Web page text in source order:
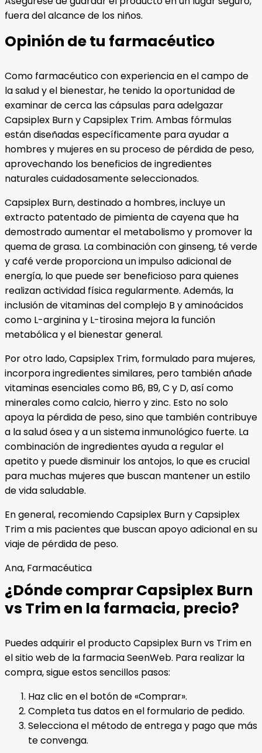
fuera del alcance de los niños.
Opinión de tu farmacéutico
Como farmacéutico con experiencia en el campo de
la salud y el bienestar, he tenido la oportunidad de
examinar de cerca las cápsulas para adelgazar
Capsiplex Burn y Capsiplex Trim. Ambas fórmulas
están diseñadas específicamente para ayudar a
hombres y mujeres en su proceso de pérdida de peso,
aprovechando los beneficios de ingredientes
naturales cuidadosamente seleccionados.
Capsiplex Burn, destinado a hombres, incluye un
extracto patentado de pimienta de cayena que ha
demostrado aumentar el metabolismo y promover la
quema de grasa. La combinación con ginseng, té verde
y café verde proporciona un impulso adicional de
energía, lo que puede ser beneficioso para quienes
realizan actividad física regularmente. Además, la
inclusión de vitaminas del complejo B y aminoácidos
como L-arginina y L-tirosina mejora la función
metabólica y el bienestar general.
Por otro lado, Capsiplex Trim, formulado para mujeres,
incorpora ingredientes similares, pero también añade
vitaminas esenciales como B6, B9, C y D, así como
minerales como calcio, hierro y zinc. Esto no solo
apoya la pérdida de peso, sino que también contribuye
a la salud ósea y a un sistema inmunológico fuerte. La
combinación de ingredientes ayuda a regular el
apetito y puede disminuir los antojos, lo que es crucial
para muchas mujeres que buscan mantener un estilo
de vida saludable.
En general, recomiendo Capsiplex Burn y Capsiplex
Trim a mis pacientes que buscan apoyo adicional en su
viaje de pérdida de peso.
Ana, Farmacéutica
¿Dónde comprar Capsiplex Burn
vs Trim en la farmacia, precio?
Puedes adquirir el producto Capsiplex Burn vs Trim en
el sitio web de la farmacia SeenWeb. Para realizar la
compra, sigue estos sencillos pasos:
Haz clic en el botón de «Comprar».
Completa tus datos en el formulario de pedido.
Selecciona el método de entrega y pago que más
te convenga.